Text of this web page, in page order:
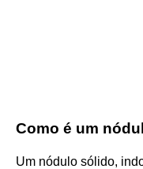
Como é um
Um nódulo sólido,